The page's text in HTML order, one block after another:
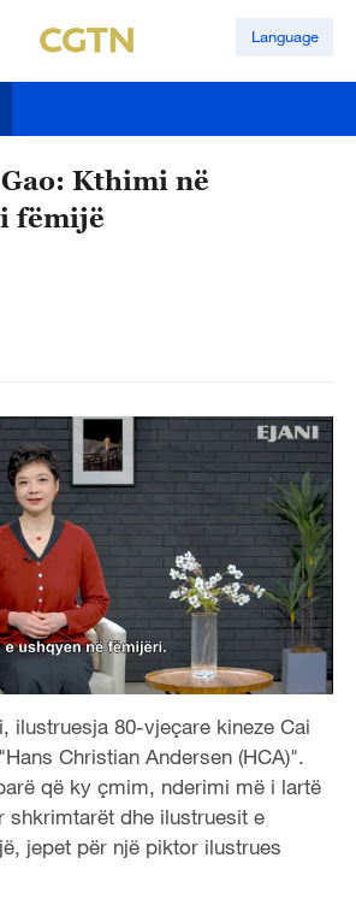
Language
Kthimi në
fëmijë
ilustruesja 80-vjeçare kineze Cai
Christian Andersen (HCA)".
që ky çmim, nderimi më i lartë
shkrimtarët dhe ilustruesit e
jepet për një piktor ilustrues